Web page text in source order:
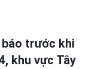
trước khi
khu vực Tây